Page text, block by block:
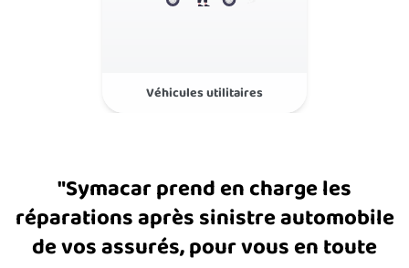
Véhicules utilitaires
"Symacar prend en charge les
réparations après sinistre automobile
de vos assurés, pour vous en toute